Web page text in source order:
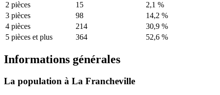
2 pièces
15
2,1 %
3 pièces
98
14,2 %
4 pièces
214
30,9 %
5 pièces et plus
364 52,6 %
Informations générales
La population à La Francheville